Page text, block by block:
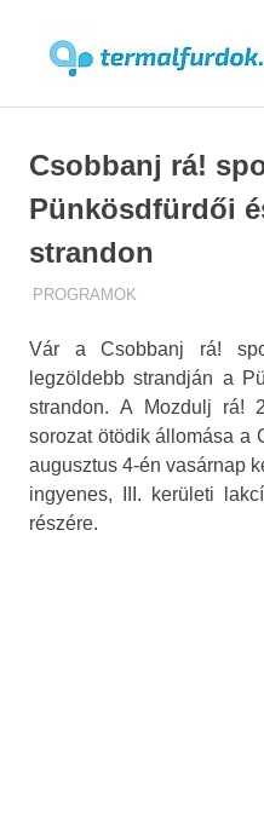
contentCsobbanj rá!
Pünkösdfürdői
strandon
TERMALFURDOK.COM
PROGRAMOK
Vár a Csobbanj rá!
legzöldebb strandján a
strandon. A Mozdulj rá!
sorozat ötödik állomása a
augusztus 4-én vasárnap
ingyenes, III. kerületi
részére.